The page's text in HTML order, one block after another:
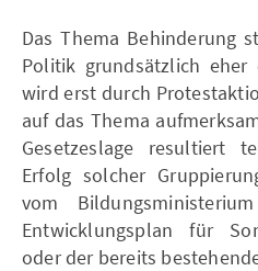
Das Thema Behinderung
Politik grundsätzlich
wird erst durch
auf das Thema
Gesetzeslage resultiert
Erfolg solcher
vom
Entwicklungsplan für
oder der bereits